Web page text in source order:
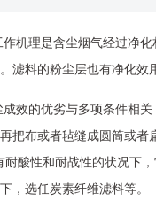
机理是含尘烟气经过净
滤料的粉尘层也有净化效
效的优劣与多项条件相
把布或者毡缝成圆筒或
耐酸性和耐战性的状况下
，选任炭素纤维滤料等。